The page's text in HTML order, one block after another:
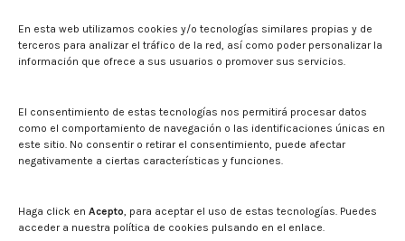
En esta web utilizamos cookies y/o tecnologías similares propias y de
terceros para analizar el tráfico de la red, así como poder personalizar la
información que ofrece a sus usuarios o promover sus servicios.
El consentimiento de estas tecnologías nos permitirá procesar datos
como el comportamiento de navegación o las identificaciones únicas en
este sitio. No consentir o retirar el consentimiento, puede afectar
negativamente a ciertas características y funciones.
Haga click en Acepto, para aceptar el uso de estas tecnologías. Puedes
acceder a nuestra política de cookies pulsando en el enlace.
Noticias
Eventos
Boletín electrónico cita2
Contact
Search on CITA website